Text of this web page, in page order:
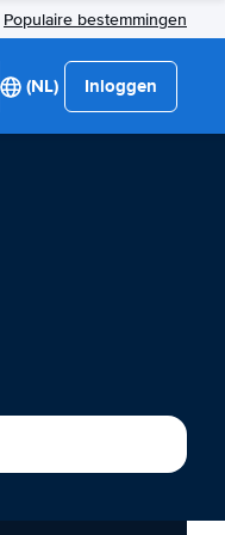
Populaire bestemmingen
(NL) Inloggen